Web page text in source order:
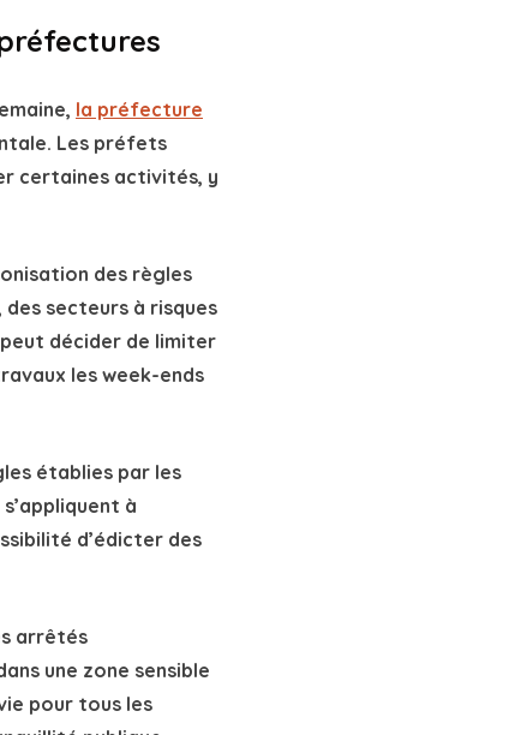
des règles
secteurs à risques
les week-ends
établies par les
d’édicter des
arrêtés
une zone sensible
publique.
à 20h